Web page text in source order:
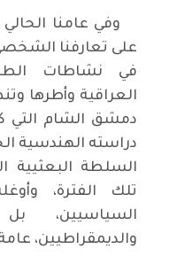
على تعارفنا الشخصي
في نشاطات
العراقية وأطرها
دمشق الشام التي
دراسته الهندسية
السلطة البعثيية
تلك الفترة،
السياسيين، بل
والديمقراطيين،